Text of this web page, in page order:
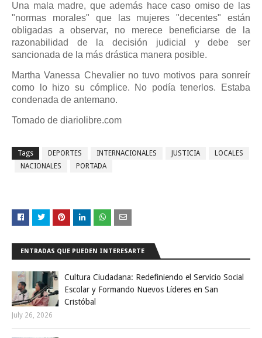
Una mala madre, que además hace caso omiso de las
"normas morales" que las mujeres "decentes" están
obligadas a observar, no merece beneficiarse de la
razonabilidad de la decisión judicial y debe ser
sancionada de la más drástica manera posible.
Martha Vanessa Chevalier no tuvo motivos para sonreír
como lo hizo su cómplice. No podía tenerlos. Estaba
condenada de antemano.
Tomado de diariolibre.com
Tags DEPORTES INTERNACIONALES JUSTICIA
LOCALES
NACIONALES
PORTADA
ENTRADAS QUE PUEDEN INTERESARTE
Cultura Ciudadana: Redefiniendo el Servicio Social
Escolar y Formando Nuevos Líderes en San
Cristóbal
July 26, 2026